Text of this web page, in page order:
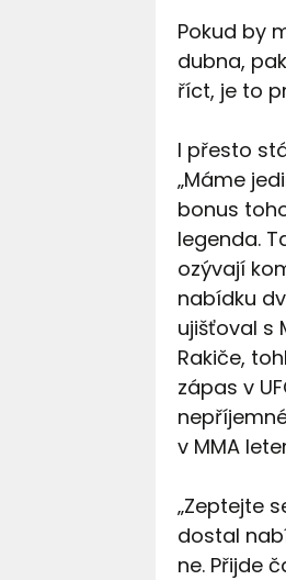
Pokud by
dubna,
říct, je to
I přesto
„Máme
bonus
legenda.
ozývají
nabídku
ujišťoval s
Rakiče,
zápas v
v MMA
„Zeptejte
dostal
ne. Přijde